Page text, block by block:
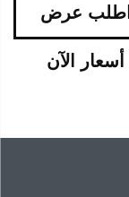
اطلب عرض
أسعار الآن